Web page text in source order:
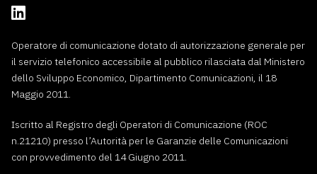
Operatore di comunicazione dotato di autorizzazione generale per
il servizio telefonico accessibile al pubblico rilasciata dal Ministero
dello Sviluppo Economico, Dipartimento Comunicazioni, il 18
Maggio 2011.
Iscritto al Registro degli Operatori di Comunicazione (ROC
n.21210) presso l’Autorità per le Garanzie delle Comunicazioni
con provvedimento del 14 Giugno 2011.